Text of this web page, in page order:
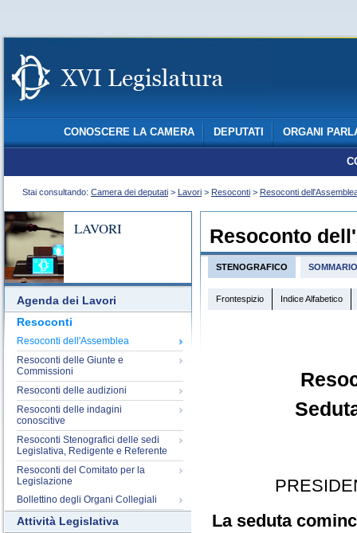
CONOSCERE LA CAMERA DEPUTATI ORGANI
Stai consultando: Camera dei deputati > Lavori > Resoconti > Resoconti
LAVORI
Agenda dei Lavori
Resoconti
Resoconti dell'Assemblea
Resoconti delle Giunte e
Commissioni
Resoconti delle audizioni
Resoconti delle indagini
conoscitive
Resoconti Stenografici delle sedi
Legislativa, Redigente e Referente
Resoconti del Comitato per la
Legislazione
Bollettino degli Organi Collegiali
Attività Legislativa
Resoconto
STENOGRAFICO SOMMARIO
Frontespizio Indice Alfabetico
La seduta